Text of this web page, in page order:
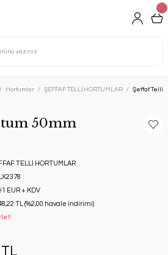
Hortumlar ŞEFFAF TELLİ HORTUMLAR Şeffaf Telli
50mm
TELLİ HORTUMLAR
EUR + KDV
TL (%2,00 havale indirimi)